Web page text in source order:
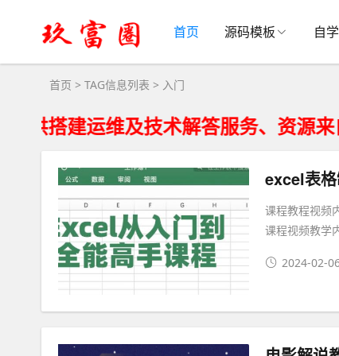
首页 源码模板 自
首页 > TAG信息列表 > 入门
运维及技术解答服务、资源来自互联
课程教程视频
课程视频教学
2024-02-